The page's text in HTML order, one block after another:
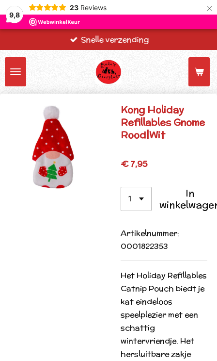
9,8
23 Reviews ×
Snelle verzending
Kong Holiday
Refillables Gnome
Rood|Wit
€ 7,95
In
Artikelnummer:
0001822353
Het Holiday Refillables
Catnip Pouch biedt je
kat eindeloos
speelplezier met een
schattig
wintervriendje. Het
hersluitbare zakje